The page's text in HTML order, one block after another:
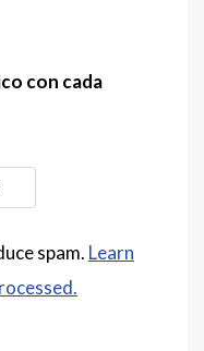
con cada
spam. Learn